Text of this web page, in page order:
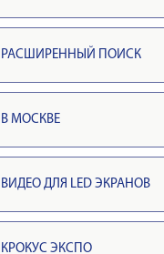
РАСШИРЕННЫЙ ПОИСК
В МОСКВЕ
ВИДЕО ДЛЯ LED ЭКРАНОВ
КРОКУС ЭКСПО